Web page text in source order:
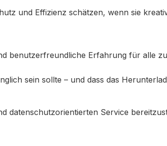
und Effizienz schätzen, wenn sie
benutzerfreundliche Erfahrung für alle
sein sollte – und dass das
datenschutzorientierten Service